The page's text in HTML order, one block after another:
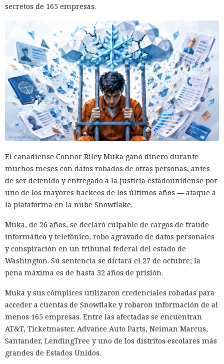
Las sanciones y restricciones contra las empresas
tecnológicas chinas por parte de las autoridades
ahora un escenario similar se está desarrollandoen sentido
inverso. La Administración del Ciberespacio de China
anunció el inicio de una revisión de los productos de la
estadounidense Palo Alto Networks que se venden en el
territorio del país, citando riesgos para la infraestructura
informática crítica y la seguridad nacional.
El regulador no nombró productos concretos de la compañía
sujetos a revisión, no reveló la naturaleza de posibles
vulnerabilidades ni precisó qué medidas podrían seguir en
caso de detectarse incumplimientos.
La decisión se produjo en medio del empeoramiento de las
disputas comerciales y tecnológicas entre Pekín y
Washington, que ponen en peligro la frágil tregua
alcanzada en las últimas cumbres bilaterales. El día
anterior, el Ministerio de Comercio de China anunció
nuevas restricciones contra empresas estadounidenses y la
secretos de 165 empresas.
El canadiense Connor Riley Muka ganó dinero durante
muchos meses con datos robados de otras personas, antes
de ser detenido y entregado a la justicia estadounidense por
uno de los mayores hackeos de los últimos años — ataque a
la plataforma en la nube Snowflake.
Muka, de 26 años, se declaró culpable de cargos de fraude
informático y telefónico, robo agravado de datos personales
y conspiración en un tribunal federal del estado de
Washington. Su sentencia se dictará el 27 de octubre; la
pena máxima es de hasta 32 años de prisión.
Muka y sus cómplices utilizaron credenciales robadas para
acceder a cuentas de Snowflake y robaron información de al
menos 165 empresas. Entre las afectadas se encuentran
AT&T, Ticketmaster, Advance Auto Parts, Neiman Marcus,
Santander, LendingTree y uno de los distritos escolares más
grandes de Estados Unidos.